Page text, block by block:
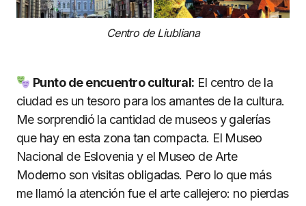
Centro de Liubliana
Punto de encuentro cultural: El centro de la
ciudad es un tesoro para los amantes de la cultura.
Me sorprendió la cantidad de museos y galerías
que hay en esta zona tan compacta. El Museo
Nacional de Eslovenia y el Museo de Arte
Moderno son visitas obligadas. Pero lo que más
me llamó la atención fue el arte callejero: no pierdas